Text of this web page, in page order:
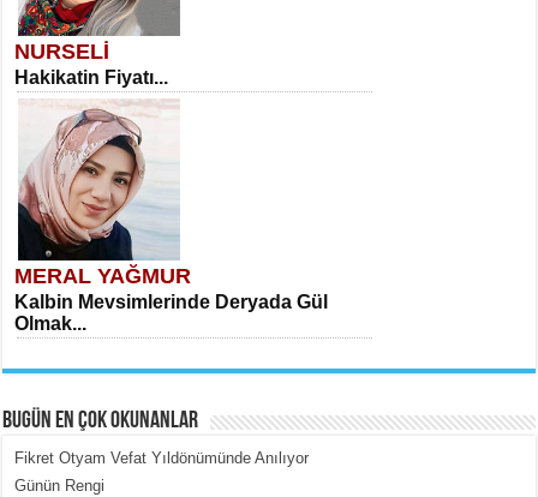
NURSELİ
Hakikatin Fiyatı...
MERAL YAĞMUR
Kalbin Mevsimlerinde Deryada Gül
Olmak...
BUGÜN EN ÇOK OKUNANLAR
Fikret Otyam Vefat Yıldönümünde Anılıyor
Günün Rengi